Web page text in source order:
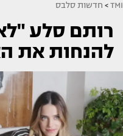
TMI
> חדשות סלבס
רותם סלע
להנחות את